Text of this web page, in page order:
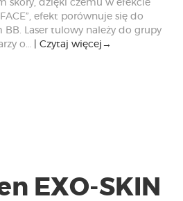
skóry, dzięki czemu w efekcie
efekt porównuje się do
Laser tulowy należy do grupy
o…
Czytaj więcej →
EXO-SKIN